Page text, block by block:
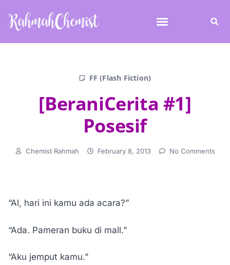
FF (Flash Fiction)
[BeraniCerita #1]
Posesif
Chemist Rahmah February 8, 2013 No Comments
“Al, hari ini kamu ada acara?”
“Ada. Pameran buku di mall.”
“Aku jemput kamu.”